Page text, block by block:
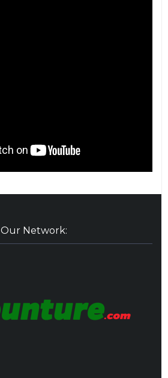
Our Network: